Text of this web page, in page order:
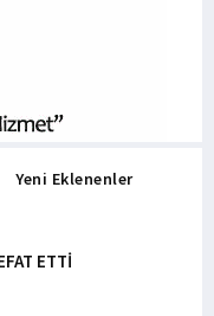
Yeni Eklenenler
ETTİ